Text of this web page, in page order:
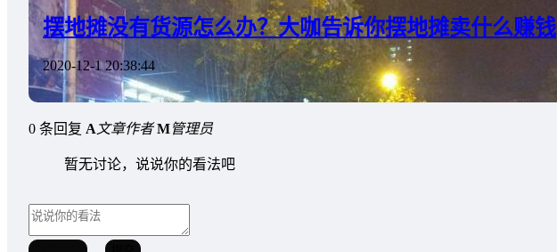
摆地摊没有货源怎么办？大咖告诉你摆地摊卖什么赚钱
2020-12-1 20:38:44
0 条回复 A文章作者 M管理员
暂无讨论，说说你的看法吧